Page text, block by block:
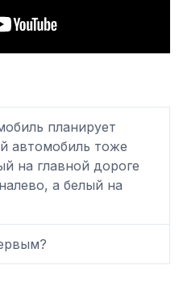
планирует
автомобиль тоже
на главной дороге
а белый на